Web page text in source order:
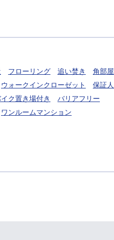
フローリング 追い焚き
角部屋
ウォークインクローゼット
保証
ク置き場付き
バリアフリー
ワンルームマンション